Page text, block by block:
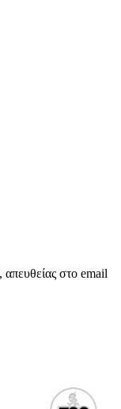
απευθείας στο email